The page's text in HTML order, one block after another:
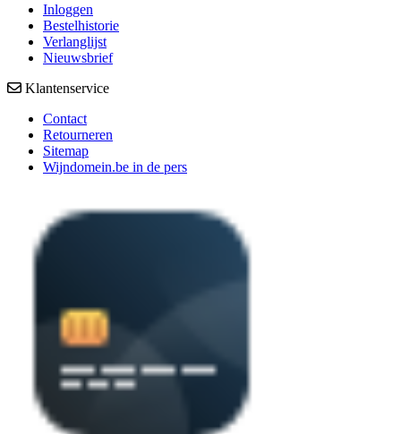
Inloggen
Bestelhistorie
Verlanglijst
Nieuwsbrief
Klantenservice
Contact
Retourneren
Sitemap
Wijndomein.be in de pers